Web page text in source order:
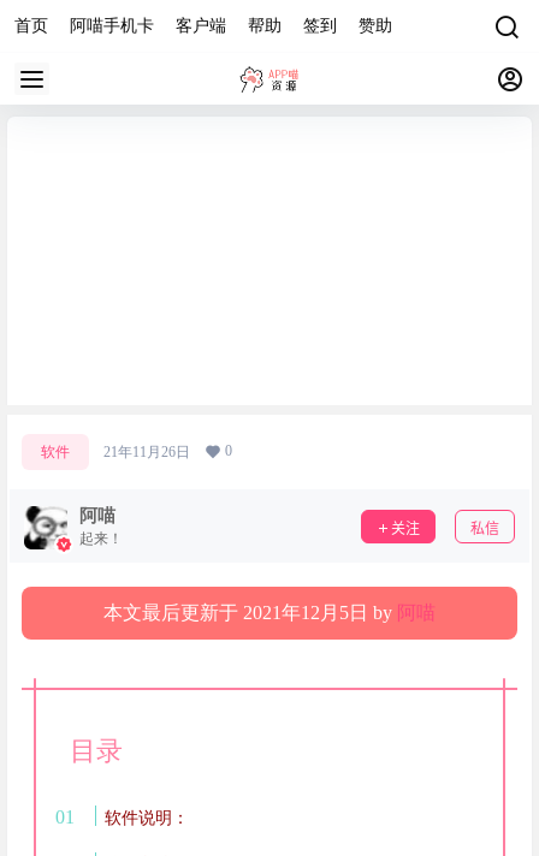
首页 阿喵手机卡 客户端 帮助 签到 赞助
软件 21年11月26日 0
阿喵
起来！
关注 私信
本文最后更新于 2021年12月5日 by 阿喵
目录
软件说明：